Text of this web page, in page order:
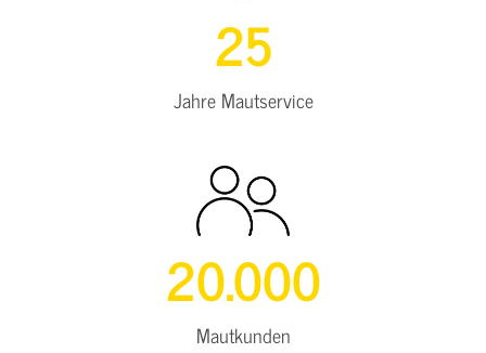
25
Jahre Mautservice
20.000
Mautkunden